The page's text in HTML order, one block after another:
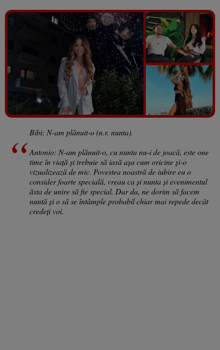
Vezi galeria foto
Bibi: N-am plănuit-o (n.r. nunta).
Antonio: N-am plănuit-o, cu nunta nu-i de joacă, este one
time în viață și trebuie să iasă așa cum oricine și-o
vizualizează de mic. Povestea noastră de iubire eu o
consider foarte specială, vreau ca și nunta și evenimentul
ăsta de unire să fie special. Dar da, ne dorim să facem
nuntă și o să se întâmple probabil chiar mai repede decât
credeți voi.